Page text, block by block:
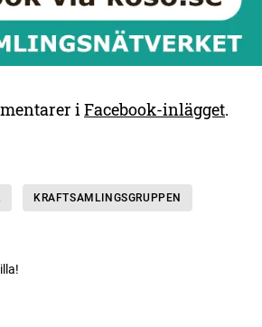
iFacebook-inlägget.
KRAFTSAMLINGSGRUPPEN